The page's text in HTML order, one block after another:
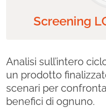
Screening
Analisi sull’intero
un prodotto
scenari per
benefici di ognuno.